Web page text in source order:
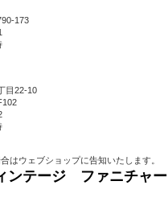
173
目22-10
はウェブショップに告知いたします。
ンテージ ファニチャー